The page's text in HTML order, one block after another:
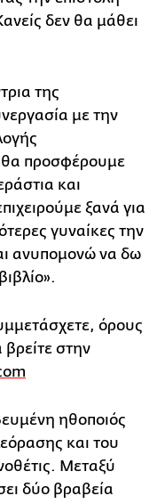
δεν θα μάθει
της
με την
προσφέρουμε
και
ξανά για
γυναίκες την
ανυπομονώ να δω
όρους
βρείτε στην
ηθοποιός
και του
Μεταξύ
δύο βραβεία